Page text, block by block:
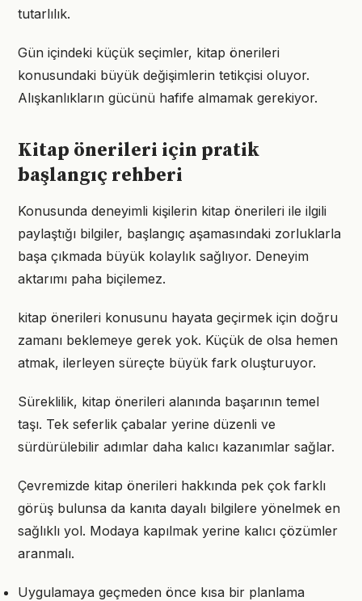
tutarlılık.
Gün içindeki küçük seçimler, kitap önerileri
konusundaki büyük değişimlerin tetikçisi oluyor.
Alışkanlıkların gücünü hafife almamak gerekiyor.
Kitap önerileri için pratik
başlangıç rehberi
Konusunda deneyimli kişilerin kitap önerileri ile ilgili
paylaştığı bilgiler, başlangıç aşamasındaki zorluklarla
başa çıkmada büyük kolaylık sağlıyor. Deneyim
aktarımı paha biçilemez.
kitap önerileri konusunu hayata geçirmek için doğru
zamanı beklemeye gerek yok. Küçük de olsa hemen
atmak, ilerleyen süreçte büyük fark oluşturuyor.
Süreklilik, kitap önerileri alanında başarının temel
taşı. Tek seferlik çabalar yerine düzenli ve
sürdürülebilir adımlar daha kalıcı kazanımlar sağlar.
Çevremizde kitap önerileri hakkında pek çok farklı
görüş bulunsa da kanıta dayalı bilgilere yönelmek en
sağlıklı yol. Modaya kapılmak yerine kalıcı çözümler
aranmalı.
Uygulamaya geçmeden önce kısa bir planlama